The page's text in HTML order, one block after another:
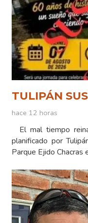
TULIPÁN
hace 12 horas
El mal tiempo
planificado por
Parque Ejido Chacras